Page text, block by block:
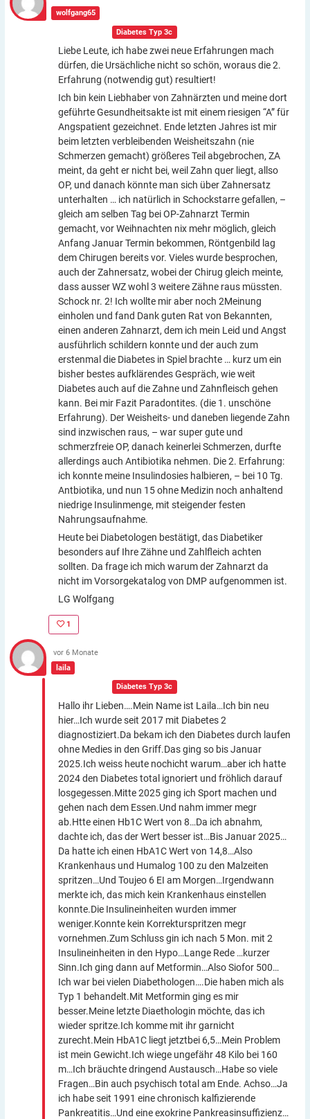
wolfgang65
Diabetes Typ 3c
Liebe Leute, ich habe zwei neue Erfahrungen mach
dürfen, die Ursächliche nicht so schön, woraus die 2.
Erfahrung (notwendig gut) resultiert!
Ich bin kein Liebhaber von Zahnärzten und meine dort
geführte Gesundheitsakte ist mit einem riesigen “A” für
Angspatient gezeichnet. Ende letzten Jahres ist mir
beim letzten verbleibenden Weisheitszahn (nie
Schmerzen gemacht) größeres Teil abgebrochen, ZA
meint, da geht er nicht bei, weil Zahn quer liegt, allso
OP, und danach könnte man sich über Zahnersatz
unterhalten … ich natürlich in Schockstarre gefallen, –
gleich am selben Tag bei OP-Zahnarzt Termin
gemacht, vor Weihnachten nix mehr möglich, gleich
Anfang Januar Termin bekommen, Röntgenbild lag
dem Chirugen bereits vor. Vieles wurde besprochen,
auch der Zahnersatz, wobei der Chirug gleich meinte,
dass ausser WZ wohl 3 weitere Zähne raus müssten.
Schock nr. 2! Ich wollte mir aber noch 2Meinung
einholen und fand Dank guten Rat von Bekannten,
einen anderen Zahnarzt, dem ich mein Leid und Angst
ausführlich schildern konnte und der auch zum
erstenmal die Diabetes in Spiel brachte … kurz um ein
bisher bestes aufklärendes Gespräch, wie weit
Diabetes auch auf die Zahne und Zahnfleisch gehen
kann. Bei mir Fazit Paradontites. (die 1. unschöne
Erfahrung). Der Weisheits- und daneben liegende Zahn
sind inzwischen raus, – war super gute und
schmerzfreie OP, danach keinerlei Schmerzen, durfte
allerdings auch Antibiotika nehmen. Die 2. Erfahrung:
ich konnte meine Insulindosies halbieren, – bei 10 Tg.
Antbiotika, und nun 15 ohne Medizin noch anhaltend
niedrige Insulinmenge, mit steigender festen
Nahrungsaufnahme.
Heute bei Diabetologen bestätigt, das Diabetiker
besonders auf Ihre Zähne und Zahlfleich achten
sollten. Da frage ich mich warum der Zahnarzt da
nicht im Vorsorgekatalog von DMP aufgenommen ist.
LG Wolfgang
1
laila
Diabetes Typ 3c
vor 6 Monate
Hallo ihr Lieben….Mein Name ist Laila…Ich bin neu
hier…Ich wurde seit 2017 mit Diabetes 2
diagnostiziert.Da bekam ich den Diabetes durch laufen
ohne Medies in den Griff.Das ging so bis Januar
2025.Ich weiss heute nochicht warum…aber ich hatte
2024 den Diabetes total ignoriert und fröhlich darauf
losgegessen.Mitte 2025 ging ich Sport machen und
gehen nach dem Essen.Und nahm immer megr
ab.Htte einen Hb1C Wert von 8…Da ich abnahm,
dachte ich, das der Wert besser ist…Bis Januar 2025…
Da hatte ich einen HbA1C Wert von 14,8…Also
Krankenhaus und Humalog 100 zu den Malzeiten
spritzen…Und Toujeo 6 EI am Morgen…Irgendwann
merkte ich, das mich kein Krankenhaus einstellen
konnte.Die Insulineinheiten wurden immer
weniger.Konnte kein Korrekturspritzen megr
vornehmen.Zum Schluss gin ich nach 5 Mon. mit 2
Insulineinheiten in den Hypo…Lange Rede …kurzer
Sinn.Ich ging dann auf Metformin…Also Siofor 500…
Ich war bei vielen Diabethologen….Die haben mich als
Typ 1 behandelt.Mit Metformin ging es mir
besser.Meine letzte Diaethologin möchte, das ich
wieder spritze.Ich komme mit ihr garnicht
zurecht.Mein HbA1C liegt jetztbei 6,5…Mein Problem
ist mein Gewicht.Ich wiege ungefähr 48 Kilo bei 160
m…Ich bräuchte dringend Austausch…Habe so viele
Fragen…Bin auch psychisch total am Ende. Achso…Ja
ich habe seit 1991 eine chronisch kalfizierende
Pankreatitis…Und eine exokrine Pankreasinsuffizienz…